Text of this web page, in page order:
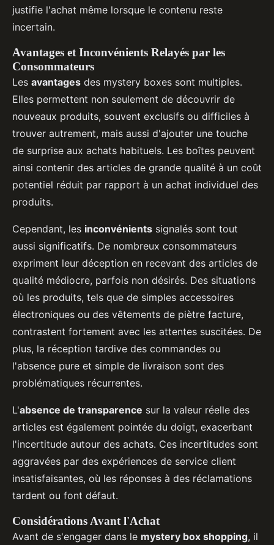
justifie l'achat même lorsque le contenu reste
incertain.
Avantages et Inconvénients Relayés par les
Consommateurs
Les avantages des mystery boxes sont multiples.
Elles permettent non seulement de découvrir de
nouveaux produits, souvent exclusifs ou difficiles à
trouver autrement, mais aussi d'ajouter une touche
de surprise aux achats habituels. Les boîtes peuvent
ainsi contenir des articles de grande qualité à un coût
potentiel réduit par rapport à un achat individuel des
produits.
Cependant, les inconvénients signalés sont tout
aussi significatifs. De nombreux consommateurs
expriment leur déception en recevant des articles de
qualité médiocre, parfois non désirés. Des situations
où les produits, tels que de simples accessoires
électroniques ou des vêtements de piètre facture,
contrastent fortement avec les attentes suscitées. De
plus, la réception tardive des commandes ou
l'absence pure et simple de livraison sont des
problématiques récurrentes.
L'absence de transparence sur la valeur réelle des
articles est également pointée du doigt, exacerbant
l'incertitude autour des achats. Ces incertitudes sont
aggravées par des expériences de service client
insatisfaisantes, où les réponses à des réclamations
tardent ou font défaut.
Considérations Avant l'Achat
Avant de s'engager dans le mystery box shopping, il